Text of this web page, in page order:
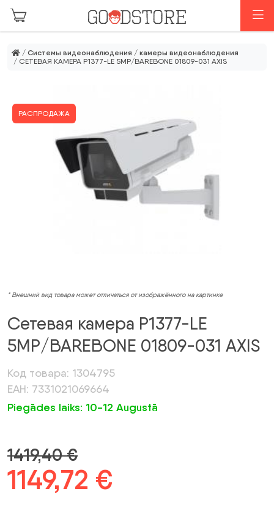
Перейти к основному содержанию
/ Системы видеонаблюдения / камеры видеонаблюдения
/ СЕТЕВАЯ КАМЕРА P1377-LE 5MP/BAREBONE 01809-031 AXIS
РАСПРОДАЖА
* Внешний вид товара может отличаться от изображённого на картинке
Сетевая камера P1377-LE
5MP/BAREBONE 01809-031 AXIS
Код товара: 1304795
ЕАН: 7331021069664
Piegādes laiks: 10-12 Augustā
1419,40€
Первоначальная
1149,72 €